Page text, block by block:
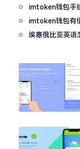
imtoken钱包手
在招
imtoken钱包有
楚
埃塞俄比亚英语